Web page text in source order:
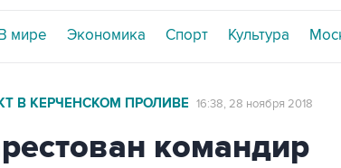
мире Экономика Спорт Культура
В КЕРЧЕНСКОМ ПРОЛИВЕ 16:38, 28 ноября 2018
командир